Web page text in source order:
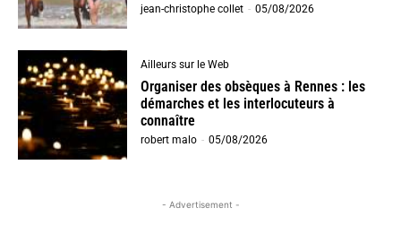
jean-christophe collet - 05/08/2026
Ailleurs sur le Web
Organiser des obsèques à Rennes : les
démarches et les interlocuteurs à
connaître
robert malo - 05/08/2026
- Advertisement -